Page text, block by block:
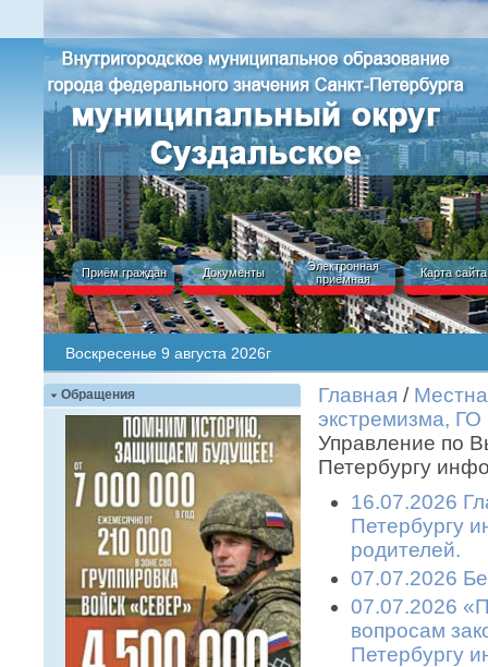
Приём граждан Документы
Электронная
приёмная
Карта сайта
Воскресенье 9 августа 2026г
Обращения Главная /
экстремизма,
Управление по
Петербургу
16.07.2026
Петербургу
родителей.
07.07.2026
07.07.2026
вопросам
Петербургу